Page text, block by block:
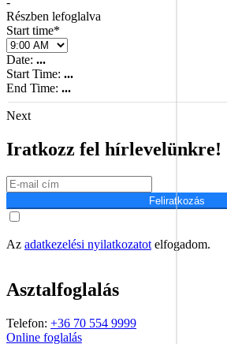
Részben lefoglalva
Start time*
Date: ...
Start Time: ...
End Time: ...
Next
Iratkozz fel hírlevelünkre!
Feliratkozás
Az adatkezelési nyilatkozatot elfogadom.
Asztalfoglalás
Telefon: +36 70 554 9999
Online foglalás